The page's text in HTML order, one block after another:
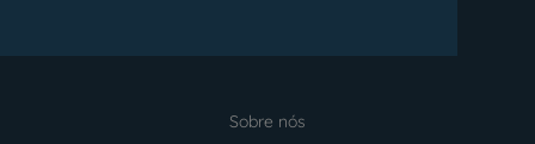
Sobre nós